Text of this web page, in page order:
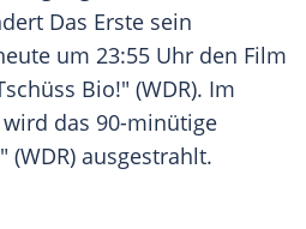
Das Erste sein
um 23:55 Uhr den Film
Bio!" (WDR). Im
das 90-minütige
(WDR) ausgestrahlt.